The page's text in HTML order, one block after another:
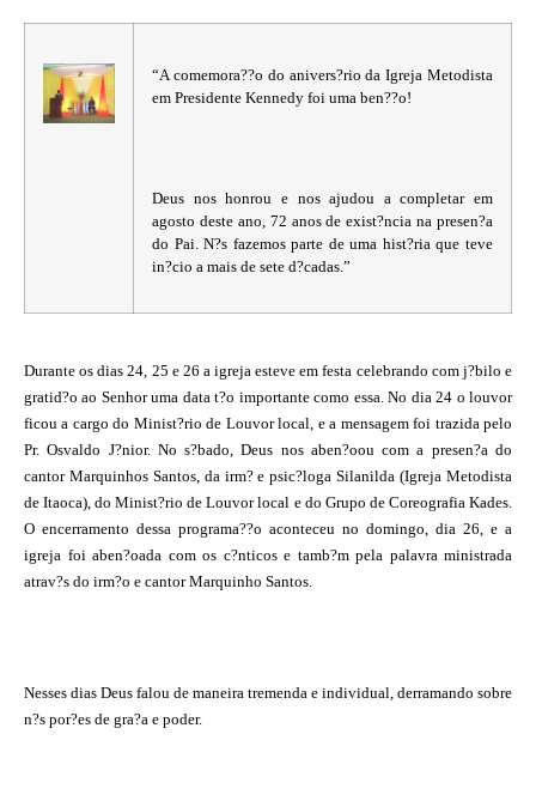
“A comemora??o do anivers?rio da Igreja Metodista
em Presidente Kennedy foi uma ben??o!
Deus nos honrou e nos ajudou a completar em
agosto deste ano, 72 anos de exist?ncia na presen?a
do Pai. N?s fazemos parte de uma hist?ria que teve
in?cio a mais de sete d?cadas.”
Durante os dias 24, 25 e 26 a igreja esteve em festa celebrando com j?bilo e
gratid?o ao Senhor uma data t?o importante como essa. No dia 24 o louvor
ficou a cargo do Minist?rio de Louvor local, e a mensagem foi trazida pelo
Pr. Osvaldo J?nior. No s?bado, Deus nos aben?oou com a presen?a do
cantor Marquinhos Santos, da irm? e psic?loga Silanilda (Igreja Metodista
de Itaoca), do Minist?rio de Louvor local e do Grupo de Coreografia Kades.
O encerramento dessa programa??o aconteceu no domingo, dia 26, e a
igreja foi aben?oada com os c?nticos e tamb?m pela palavra ministrada
atrav?s do irm?o e cantor Marquinho Santos.
Nesses dias Deus falou de maneira tremenda e individual, derramando sobre
n?s por?es de gra?a e poder.